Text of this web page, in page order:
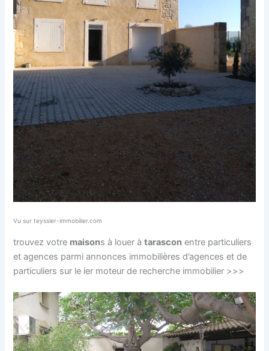
Vu sur teyssier-immobilier.com
trouvez votre maisons à louer àtarascon entre particuliers
et agences parmi annonces immobilières d’agences et de
particuliers sur le ier moteur de recherche immobilier >>>